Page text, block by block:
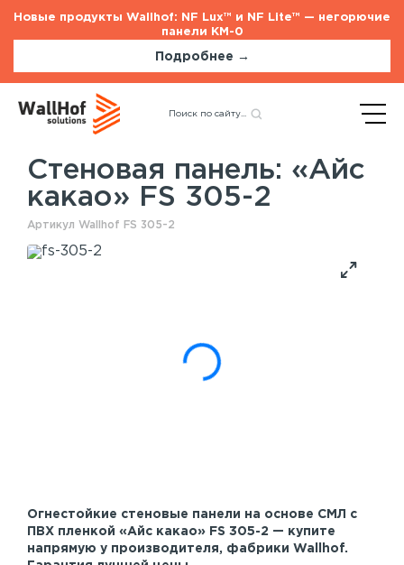
Новые продукты Wallhof: NF Lux™ и NF Lite™ — негорючие
панели КМ-0
Подробнее →
Каталог
Назад
Стеновые панели
Стеновая панель: «Айс
какао» FS 305-2
Артикул Wallhof FS 305-2
Огнестойкие стеновые панели на основе СМЛ с
ПВХ пленкой «Айс какао» FS 305-2 — купите
напрямую у производителя, фабрики Wallhof.